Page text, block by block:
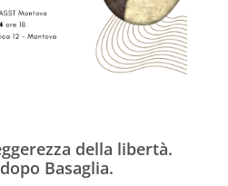
della libertà.
Basaglia.